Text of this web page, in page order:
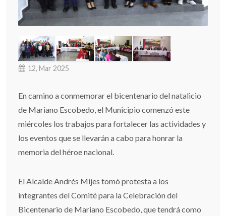
12, Mar 2025
En camino a conmemorar el bicentenario del natalicio
de Mariano Escobedo, el Municipio comenzó este
miércoles los trabajos para fortalecer las actividades y
los eventos que se llevarán a cabo para honrar la
memoria del héroe nacional.
El Alcalde Andrés Mijes tomó protesta a los
integrantes del Comité para la Celebración del
Bicentenario de Mariano Escobedo, que tendrá como